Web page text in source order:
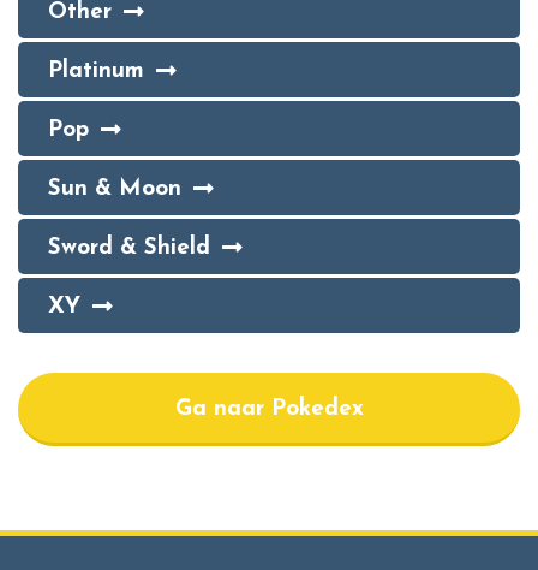
Other
Platinum
Pop
Sun & Moon
Sword & Shield
XY
Ga naar Pokedex